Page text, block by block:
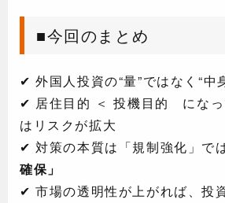
■今回のまとめ
✔ 外国人投資の“量”ではなく“中
✔ 居住目的 ＜ 投機目的 になっ
はリスクが拡大
✔ 対策の本質は「規制強化」で
確保」
✔ 市場の透明性が上がれば、投